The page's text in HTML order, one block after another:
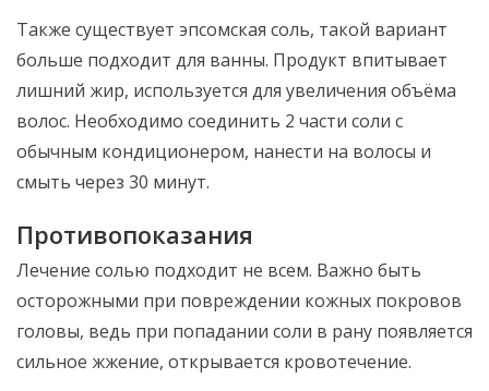
Также существует эпсомская соль, такой вариант
больше подходит для ванны. Продукт впитывает
лишний жир, используется для увеличения объёма
волос. Необходимо соединить 2 части соли с
обычным кондиционером, нанести на волосы и
смыть через 30 минут.
Противопоказания
Лечение солью подходит не всем. Важно быть
осторожными при повреждении кожных покровов
головы, ведь при попадании соли в рану появляется
сильное жжение, открывается кровотечение.